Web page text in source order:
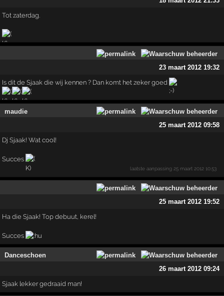
Tot zaterdag.
23 maart 2012 19:32
Is dit de Sjaak die wij kennen ? Dan komt het zeker goed
maudie
25 maart 2012 09:58
Dj Sjaak! Wat cool!
Succes
laatste aanpassing 25 maart 2012 10:53
25 maart 2012 19:52
Ha die Sjaak! Top debuut, kerel!
Succes
Danceschoen
26 maart 2012 09:24
Sjaak lekker gedraaid man!